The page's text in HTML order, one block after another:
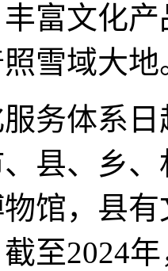
富文化
雪域大地
体系日
县、乡
馆，县
至2024